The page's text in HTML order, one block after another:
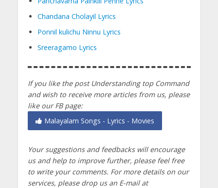
Chandana Cholayil Lyrics
Ponnil kulichu Ninnu Lyrics
Sreeragamo Lyrics
If you like the post Understanding top Command
and wish to receive more articles from us, please
like our FB page:
Malayalam Songs - Lyrics - Movies
Your suggestions and feedbacks will encourage
us and help to improve further, please feel free
to write your comments. For more details on our
services, please drop us an E-mail at